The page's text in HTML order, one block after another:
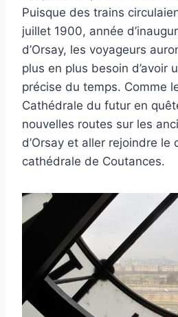
Puisque des trains
juillet 1900, année
d’Orsay, les voyageurs
plus en plus besoin d’avoir
précise du temps. Comme
Cathédrale du futur en
nouvelles routes sur les
d’Orsay et aller rejoindre le
cathédrale de Coutances.